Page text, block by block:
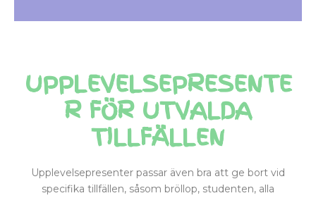
UPPLEVELSEPRESENTE
R FÖR UTVALDA
TILLFÄLLEN
Upplevelsepresenter passar även bra att ge bort vid
specifika tillfällen, såsom bröllop, studenten, alla